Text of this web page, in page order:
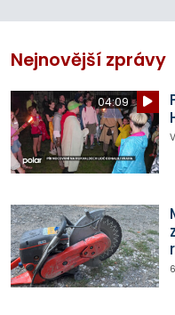
Nejnovější zprávy
04:09